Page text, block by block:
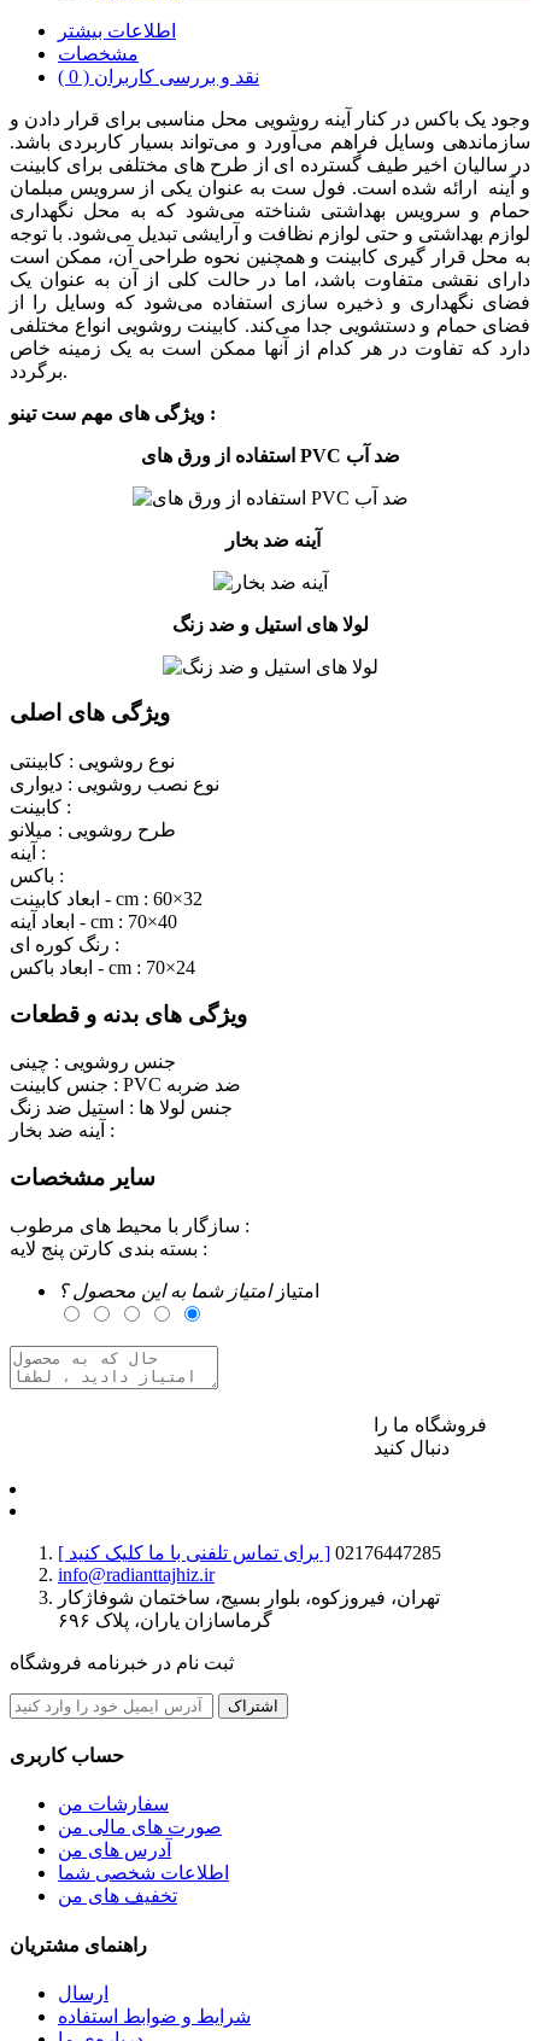
اطلاعات بیشتر
مشخصات
نقد و بررسی کاربران ( 0 )
وجود یک باکس در کنار آینه روشویی محل مناسبی برای قرار دادن و
سازماندهی وسایل فراهم می‌آورد و می‌تواند بسیار کاربردی باشد.
در سالیان اخیر طیف گسترده ای از طرح های مختلفی برای کابینت
و آینه ارائه شده است. فول ست به عنوان یکی از سرویس مبلمان
حمام و سرویس بهداشتی شناخته می‌شود که به محل نگهداری
لوازم بهداشتی و حتی لوازم نظافت و آرایشی تبدیل می‌شود. با توجه
به محل قرار گیری کابینت و همچنین نحوه طراحی آن، ممکن است
دارای نقشی متفاوت باشد، اما در حالت کلی از آن به عنوان یک
فضای نگهداری و ذخیره سازی استفاده می‌شود که وسایل را از
فضای حمام و دستشویی جدا می‌کند. کابینت روشویی انواع مختلفی
دارد که تفاوت در هر کدام از آنها ممکن است به یک زمینه خاص
برگردد.
ویژگی های مهم ست تینو :
استفاده از ورق های PVC ضد آب
آینه ضد بخار
لولا های استیل و ضد زنگ
ویژگی های اصلی
نوع روشویی : کابینتی
نوع نصب روشویی : دیواری
کابینت :
طرح روشویی : میلانو
آینه :
باکس :
ابعاد کابینت - cm : 60×32
ابعاد آینه - cm : 70×40
رنگ کوره ای :
ابعاد باکس - cm : 70×24
ویژگی های بدنه و قطعات
جنس روشویی : چینی
جنس کابینت :
PVC ضد ضربه
جنس لولا ها : استیل ضد زنگ
آینه ضد بخار :
سایر مشخصات
سازگار با محیط های مرطوب :
بسته بندی کارتن پنج لایه :
امتیازامتیاز شما به این محصول ؟
فروشگاه ما را
دنبال کنید
[ برای تماس تلفنی با ما کلیک کنید ] 02176447285
info@radianttajhiz.ir
تهران، فیروزکوه، بلوار بسیج، ساختمان شوفاژکار
گرماسازان یاران، پلاک ۶۹۶
ثبت نام در خبرنامه فروشگاه
اشتراک
حساب کاربری
سفارشات من
صورت های مالی من
آدرس های من
اطلاعات شخصی شما
تخفیف های من
راهنمای مشتریان
ارسال
شرایط و ضوابط استفاده